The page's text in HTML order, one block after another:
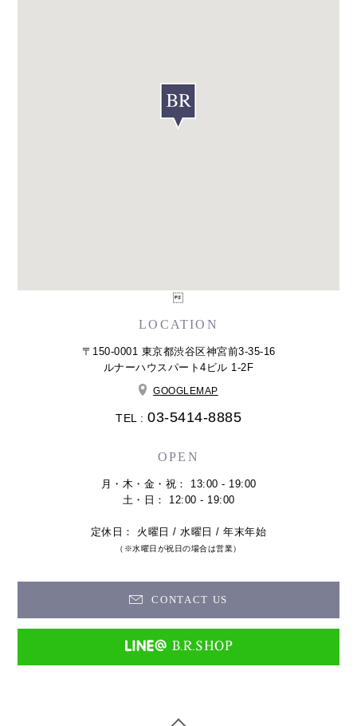
LOCATION
〒150-0001 東京都渋谷区神宮前3-35-16
ルナーハウスパート4ビル 1-2F
GOOGLEMAP
TEL : 03-5414-8885
OPEN
月・木・金・祝： 13:00 - 19:00
土・日： 12:00 - 19:00
定休日： 火曜日 / 水曜日 / 年末年始
（※水曜日が祝日の場合は営業）
CONTACT US